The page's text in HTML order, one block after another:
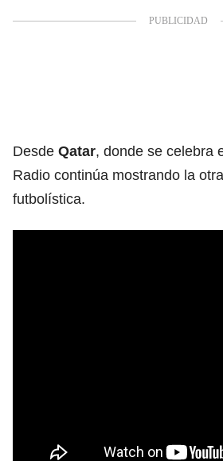
Desde Qatar, donde se celebra
Radio continúa mostrando la
futbolística.